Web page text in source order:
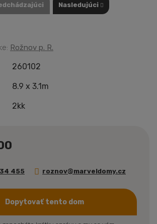
Nasledujúci
Rožnov p. R.
260102
8.9 x 3.1m
2kk
455 roznov@marveldomy.cz
Dopytovať tento dom